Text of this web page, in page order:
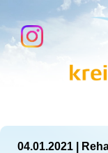
04.01.2021